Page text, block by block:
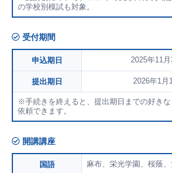
の学校別模試も対象。
受付期間
申込期日 2025年11
提出期日 2026年1月
※手続きを終えると、提出期日までの好き
依頼できます。
開講講座
国語 麻布、栄光学園、桜蔭